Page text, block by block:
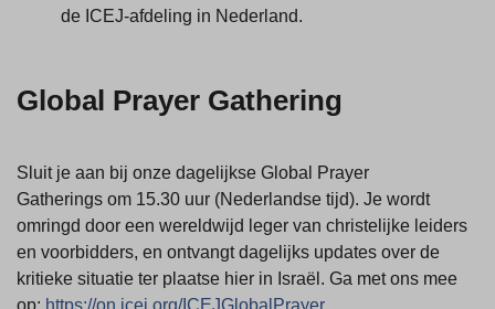
de ICEJ-afdeling in Nederland.
Global Prayer Gathering
Sluit je aan bij onze dagelijkse Global Prayer
Gatherings om 15.30 uur (Nederlandse tijd). Je wordt
omringd door een wereldwijd leger van christelijke leiders
en voorbidders, en ontvangt dagelijks updates over de
kritieke situatie ter plaatse hier in Israël. Ga met ons mee
op: https://on.icej.org/ICEJGlobalPrayer